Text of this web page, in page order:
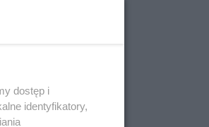
dostęp i
identyfikatory,